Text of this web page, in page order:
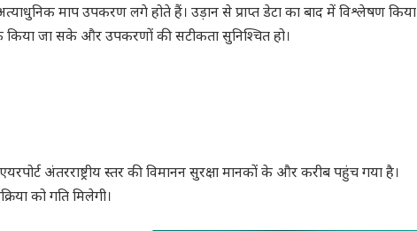
माप उपकरण लगे होते हैं। उड़ान से प्राप्त डेटा का बाद में विश्लेषण किया
किया जा सके और उपकरणों की सटीकता सुनिश्चित हो।
अंतरराष्ट्रीय स्तर की विमानन सुरक्षा मानकों के और करीब पहुंच गया है।
को गति मिलेगी।